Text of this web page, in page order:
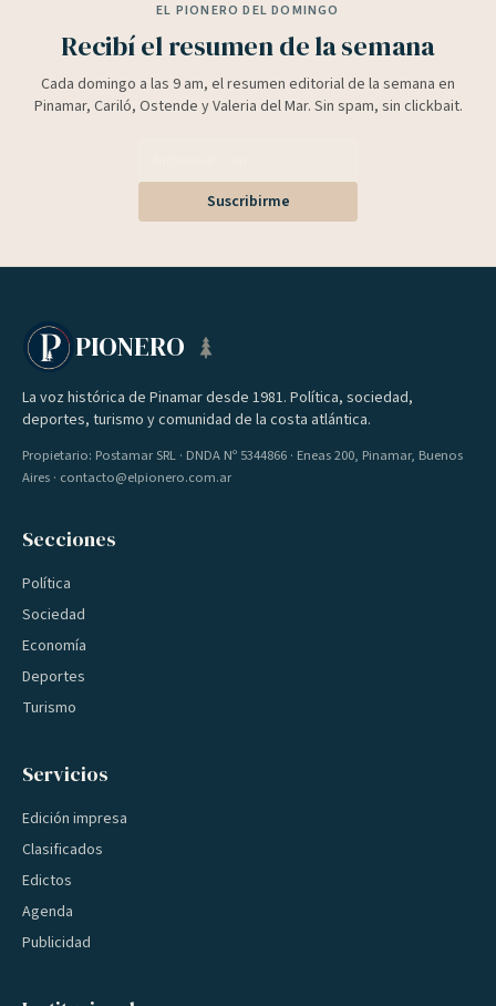
EL PIONERO DEL DOMINGO
Recibí el resumen de la semana
Cada domingo a las 9 am, el resumen editorial de la semana en
Pinamar, Cariló, Ostende y Valeria del Mar. Sin spam, sin clickbait.
Suscribirme
PIONERO
La voz histórica de Pinamar desde 1981. Política, sociedad,
deportes, turismo y comunidad de la costa atlántica.
Propietario: Postamar SRL · DNDA Nº 5344866 · Eneas 200, Pinamar, Buenos
Aires · contacto@elpionero.com.ar
Secciones
Política
Sociedad
Economía
Deportes
Turismo
Servicios
Edición impresa
Clasificados
Edictos
Agenda
Publicidad